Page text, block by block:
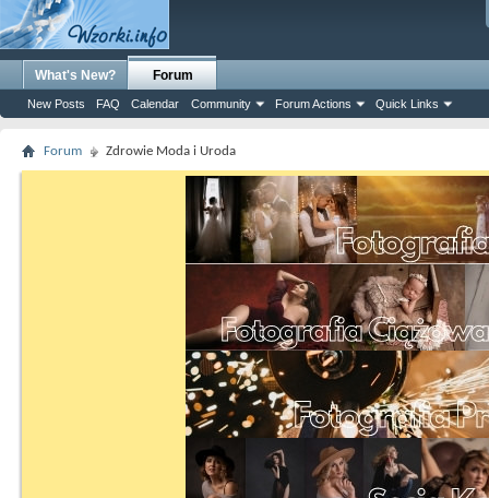
What's New? Forum
New Posts FAQ Calendar Community Forum Actions Quick Links
Forum Zdrowie Moda i Uroda